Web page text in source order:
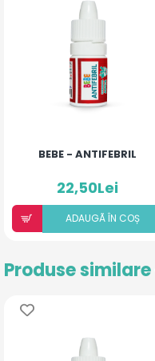
BEBE - ANTIFEBRIL
22,50Lei
ADAUGÃ ÎN COȘ
Produse similare